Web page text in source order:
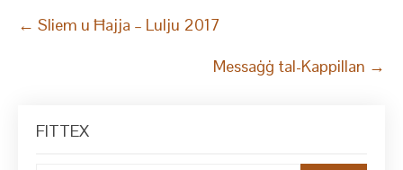
Post
navigation
← Sliem u Ħajja – Lulju 2017
Messaġġ tal-Kappillan →
FITTEX